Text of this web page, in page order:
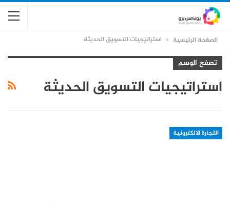
الصفحة الرئيسية استراتيجيات التسويق الحديثة
تصفح الوسم
استراتيجيات التسويق الحديثة
التجارة الالكترونية